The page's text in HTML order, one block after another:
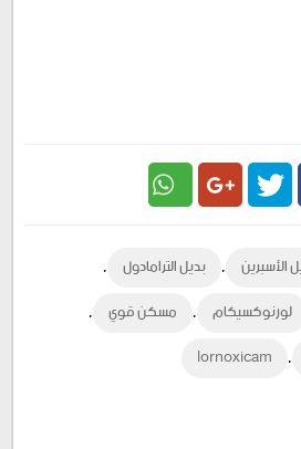
Plus الأسبرين , بديل الترامادول ,
لورنوكسيكام , مسكن قوي ,
,
lornoxicam